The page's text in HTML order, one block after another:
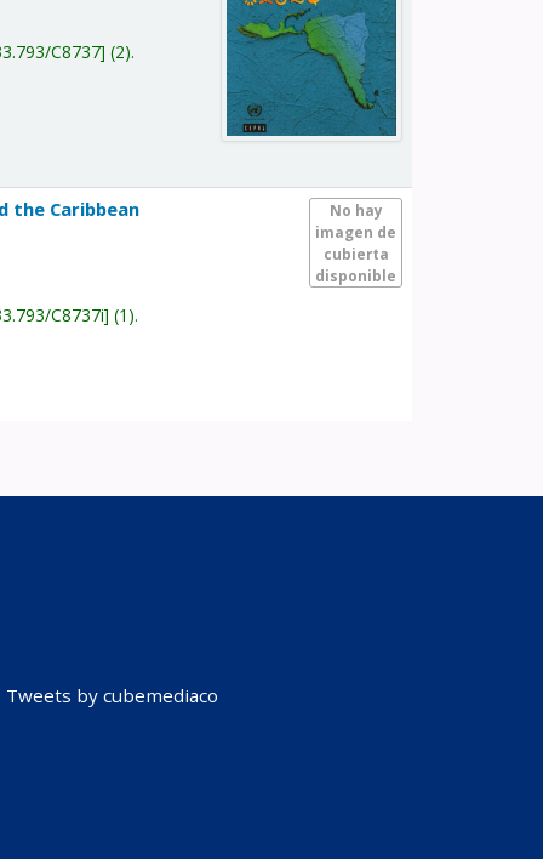
C8737 (2).
No hay
imagen de
cubierta
disponible
the Caribbean
C8737i (1).
Tweets by cubemediaco